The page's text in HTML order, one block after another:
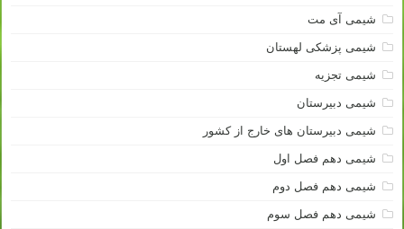
شیمی آی مت
شیمی پزشکی لهستان
شیمی تجزیه
شیمی دبیرستان
شیمی دبیرستان های خارج از کشور
شیمی دهم فصل اول
شیمی دهم فصل دوم
شیمی دهم فصل سوم